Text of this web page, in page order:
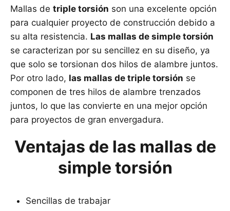
Mallas de triple torsión son una excelente opción
para cualquier proyecto de construcción debido a
su alta resistencia. Las mallas de simple torsión
se caracterizan por su sencillez en su diseño, ya
que solo se torsionan dos hilos de alambre juntos.
Por otro lado, las mallas de triple torsión se
componen de tres hilos de alambre trenzados
juntos, lo que las convierte en una mejor opción
para proyectos de gran envergadura.
Ventajas de las mallas de
simple torsión
Sencillas de trabajar